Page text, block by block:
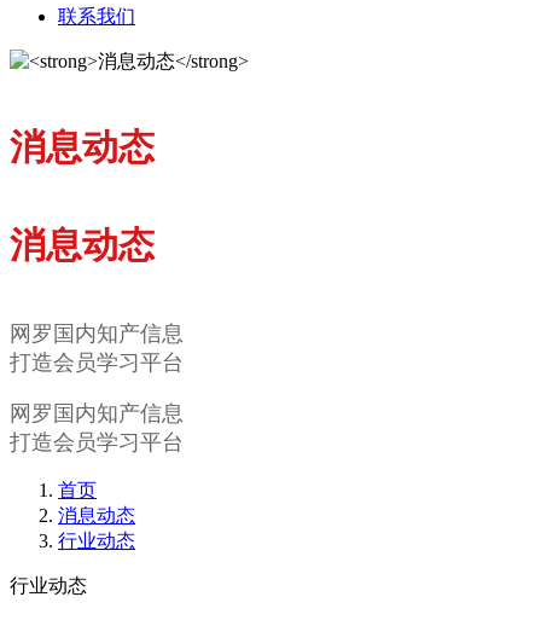
联系我们
消息动态
消息动态
网罗国内知产信息
打造会员学习平台
网罗国内知产信息
打造会员学习平台
首页
消息动态
行业动态
行业动态